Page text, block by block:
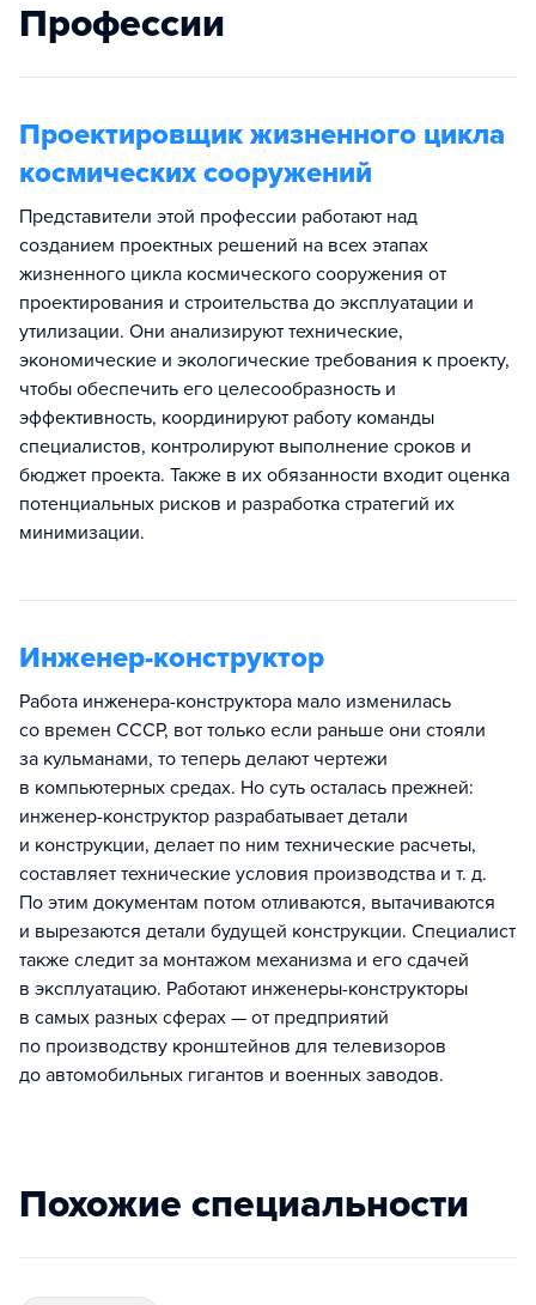
Профессии
Проектировщик жизненного цикла
космических сооружений
Представители этой профессии работают над
созданием проектных решений на всех этапах
жизненного цикла космического сооружения от
проектирования и строительства до эксплуатации и
утилизации. Они анализируют технические,
экономические и экологические требования к проекту,
чтобы обеспечить его целесообразность и
эффективность, координируют работу команды
специалистов, контролируют выполнение сроков и
бюджет проекта. Также в их обязанности входит оценка
потенциальных рисков и разработка стратегий их
минимизации.
Инженер-конструктор
Работа инженера-конструктора мало изменилась
со времен СССР, вот только если раньше они стояли
за кульманами, то теперь делают чертежи
в компьютерных средах. Но суть осталась прежней:
инженер-конструктор разрабатывает детали
и конструкции, делает по ним технические расчеты,
составляет технические условия производства и т. д.
По этим документам потом отливаются, вытачиваются
и вырезаются детали будущей конструкции. Специалист
также следит за монтажом механизма и его сдачей
в эксплуатацию. Работают инженеры-конструкторы
в самых разных сферах — от предприятий
по производству кронштейнов для телевизоров
до автомобильных гигантов и военных заводов.
Похожие специальности